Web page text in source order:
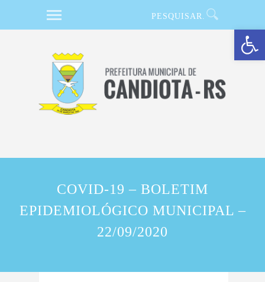
Barra de Ferramentas Aberta
COVID-19 – BOLETIM
EPIDEMIOLÓGICO MUNICIPAL –
22/09/2020